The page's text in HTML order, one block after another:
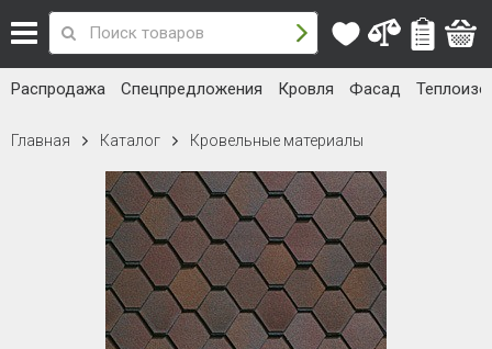
Распродажа Спецпредложения Кровля Фасад
Главная Каталог Кровельные материалы